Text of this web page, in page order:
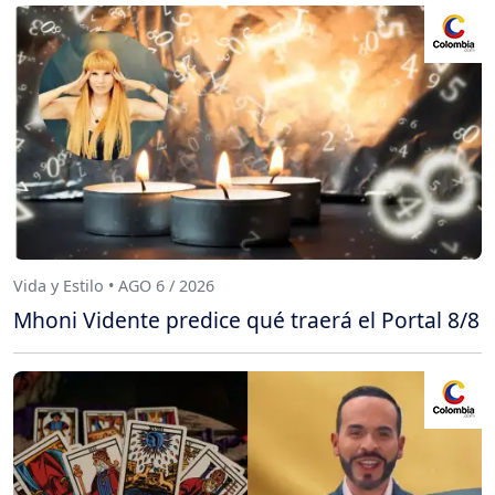
Vida y Estilo • AGO 6 / 2026
Mhoni Vidente predice qué traerá el Portal 8/8